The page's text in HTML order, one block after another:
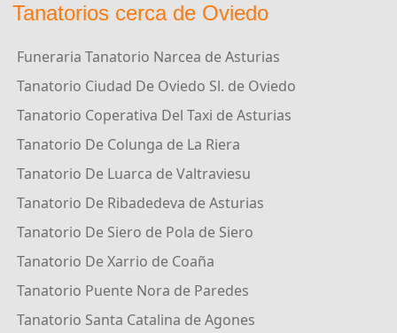
Tanatorios cerca de Oviedo
Funeraria Tanatorio Narcea de Asturias
Tanatorio Ciudad De Oviedo Sl. de Oviedo
Tanatorio Coperativa Del Taxi de Asturias
Tanatorio De Colunga de La Riera
Tanatorio De Luarca de Valtraviesu
Tanatorio De Ribadedeva de Asturias
Tanatorio De Siero de Pola de Siero
Tanatorio De Xarrio de Coaña
Tanatorio Puente Nora de Paredes
Tanatorio Santa Catalina de Agones